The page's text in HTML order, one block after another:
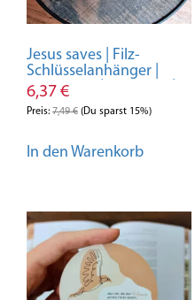
Jesus saves | Filz-
Schlüsselanhänger |
Accessoire | Christlich |
Geschenk | Glaube | Gott
| Jesus | Mitbringsel |
6,37 €
Preis: 7,49€ (Du sparst 15%)
In den Warenkorb